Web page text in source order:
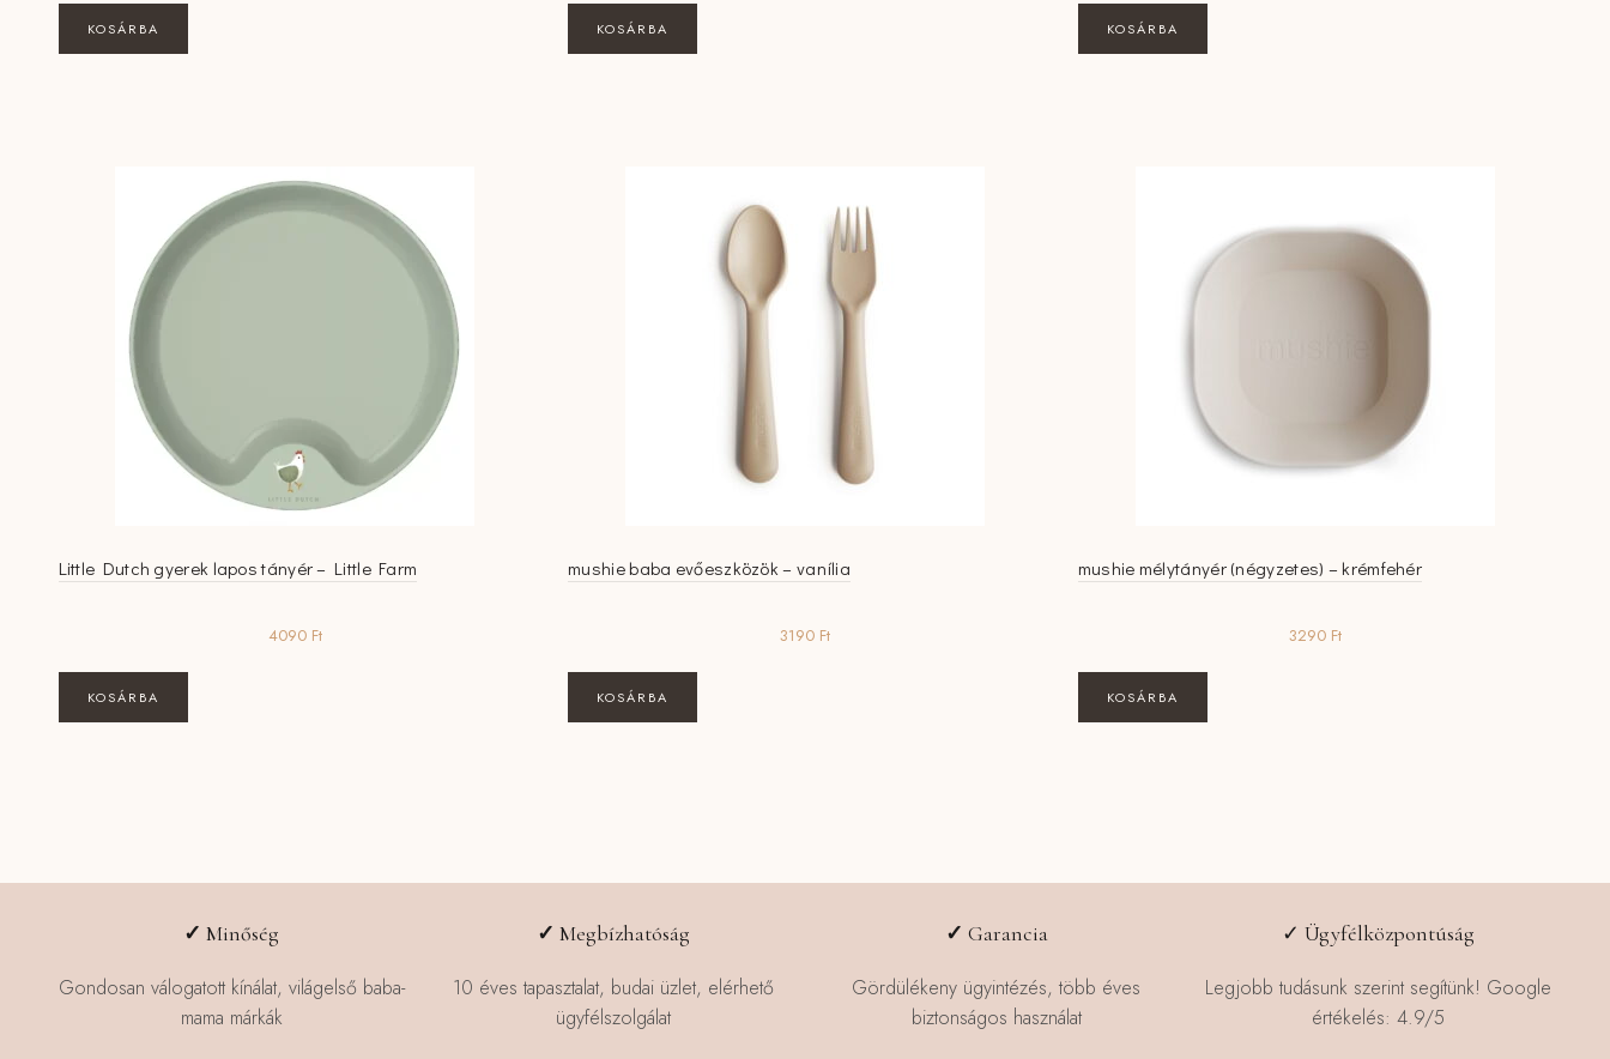
KOSÁRBA KOSÁRBA KOSÁRBA
Little Dutch gyerek lapos tányér – Little Farm
4090 Ft
KOSÁRBA
mushie baba evőeszközök – vanília
3190 Ft
KOSÁRBA
mushie mélytányér (négyzetes) – krémfehér
3290 Ft
KOSÁRBA
✓Minőség
Gondosan válogatott kínálat, világelső baba-
mama márkák
✓Megbízhatóság
10 éves tapasztalat, budai üzlet, elérhető
ügyfélszolgálat
✓ Garancia
Gördülékeny ügyintézés, több éves
biztonságos használat
✓ Ügyfélközpontúság
Legjobb tudásunk szerint segítünk! Google
értékelés: 4.9/5